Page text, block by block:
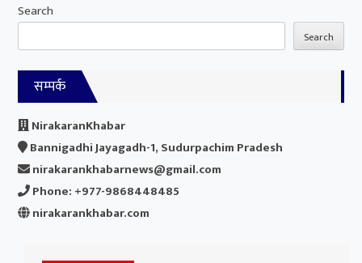
Search
Search
सम्पर्क
NirakaranKhabar
Bannigadhi Jayagadh-1, Sudurpachim Pradesh
nirakarankhabarnews@gmail.com
Phone: +977-9868448485
nirakarankhabar.com